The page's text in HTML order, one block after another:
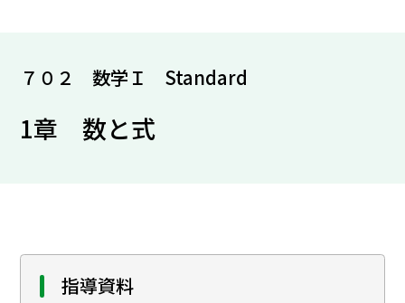
７０２ 数学Ｉ Standard
1章 数と式
指導資料